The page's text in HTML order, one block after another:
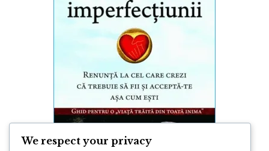
We respect your privacy